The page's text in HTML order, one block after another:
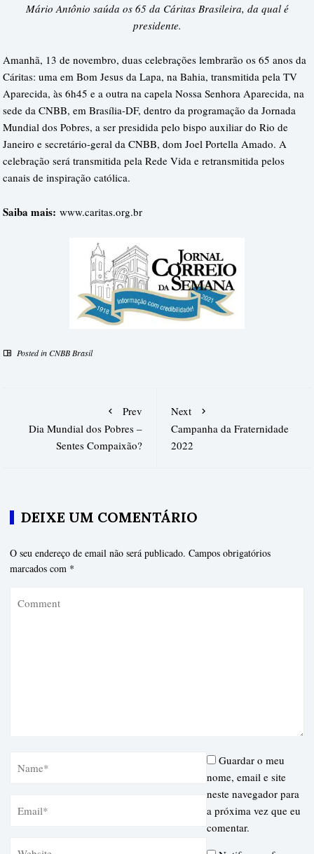
Mário Antônio saúda os 65 da Cáritas Brasileira, da qual é
presidente.
Amanhã, 13 de novembro, duas celebrações lembrarão os 65 anos da
Cáritas: uma em Bom Jesus da Lapa, na Bahia, transmitida pela TV
Aparecida, às 6h45 e a outra na capela Nossa Senhora Aparecida, na
sede da CNBB, em Brasília-DF, dentro da programação da Jornada
Mundial dos Pobres, a ser presidida pelo bispo auxiliar do Rio de
Janeiro e secretário-geral da CNBB, dom Joel Portella Amado. A
celebração será transmitida pela Rede Vida e retransmitida pelos
canais de inspiração católica.
Saiba mais: www.caritas.org.br
Posted inCNBB Brasil
Prev
Dia Mundial dos Pobres –
Sentes Compaixão?
Next
Campanha da Fraternidade
2022
DEIXE UM COMENTÁRIO
O seu endereço de email não será publicado. Campos obrigatórios
marcados com *
Guardar o meu
nome, email e site
neste navegador para
a próxima vez que eu
comentar.